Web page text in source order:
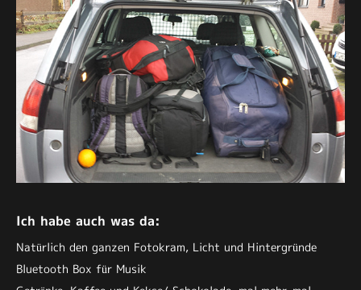
Ich habe auch was da:
Natürlich den ganzen Fotokram, Licht und Hintergründe
Bluetooth Box für Musik